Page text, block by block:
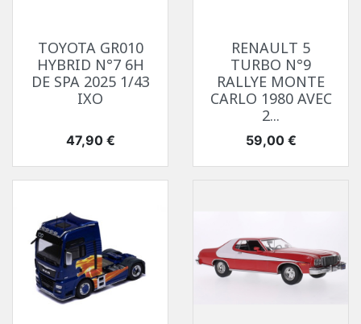
TOYOTA GR010
HYBRID N°7 6H
DE SPA 2025 1/43
IXO
Prix
47,90 €
RENAULT 5
TURBO N°9
RALLYE MONTE
CARLO 1980 AVEC
2...
Prix
59,00 €